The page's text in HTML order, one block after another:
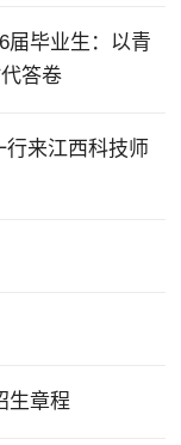
届毕业生：以青
答卷
来江西科技师
生章程